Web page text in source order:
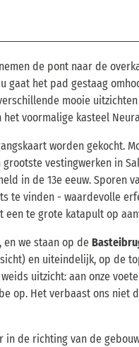
de pont naar de
gaat het pad gestaag
mooie
voormalige kasteel
worden gekocht.
vestingwerken in
in de 13e eeuw. Sporen
te vinden - waardevolle
een te grote katapult op
we staan op de
en uiteindelijk, op de
uitzicht: aan onze
op. Het verbaast ons niet
de richting van de